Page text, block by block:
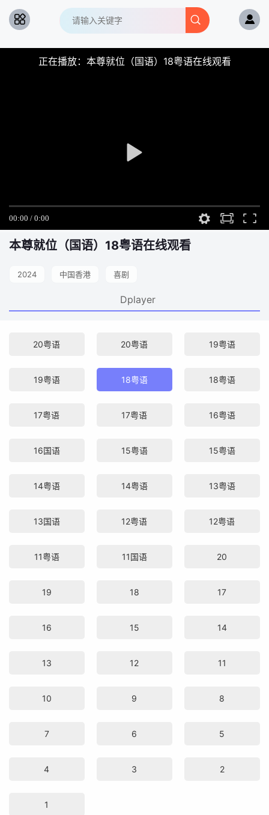
正在播放：本尊就位（国语）18粤语在线观看
本尊就位（国语） 18粤语在线观看
2024 中国香港 喜剧
Dplayer
20粤语 20粤语 19粤语
19粤语 18粤语 18粤语
17粤语 17粤语 16粤语
16国语 15粤语 15粤语
14粤语 14粤语 13粤语
13国语 12粤语 12粤语
11粤语 11国语 20
19 18 17
16 15 14
13 12 11
10 9 8
7 6 5
4 3 2
1